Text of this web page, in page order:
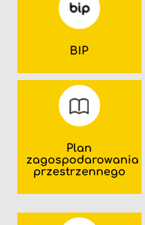
BIP
Plan
zagospodarowania
przestrzennego